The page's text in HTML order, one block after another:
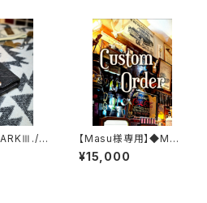
El
Case.
【Masu様専用】◆MO
ON.MARKⅢ./Croco
dile. Coin Case.xxx.
¥15,000